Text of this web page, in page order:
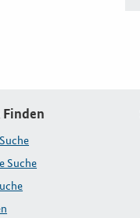
Finden
Suche